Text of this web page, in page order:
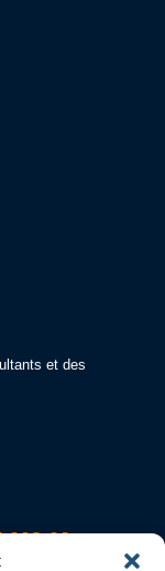
et des
003-02